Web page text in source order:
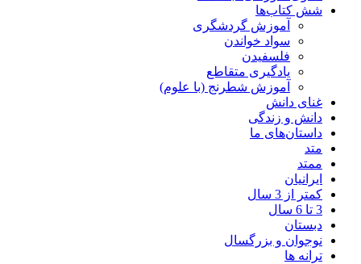
شش کتاب‌ها
آموزش گردشگری
سواد خواندن
فلسفیدن
یادگیری متقاطع
آموزش شطرنج (با علوم)
غنای دانش
دانش و زندگی
داستان‌های ما
متد
ممتد
ایرانیان
کمتر از 3 سال
3 تا 6 سال
دبستان
نوجوان و بزرگسال
ترانه ها